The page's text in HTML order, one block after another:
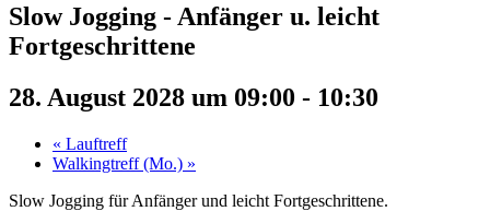
Slow Jogging - Anfänger u. leicht
Fortgeschrittene
28. August 2028 um 09:00 - 10:30
« Lauftreff
Walkingtreff (Mo.) »
Slow Jogging für Anfänger und leicht Fortgeschrittene.